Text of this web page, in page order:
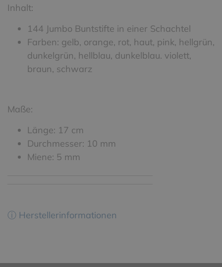
Inhalt:
144 Jumbo Buntstifte in einer Schachtel
Farben: gelb, orange, rot, haut, pink, hellgrün,
dunkelgrün, hellblau, dunkelblau. violett,
braun, schwarz
Maße:
Länge: 17 cm
Durchmesser: 10 mm
Miene: 5 mm
ⓘ Herstellerinformationen